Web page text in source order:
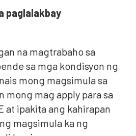
paglalakbay
na magtrabaho sa
sa mga kondisyon ng
mong magsimula sa
mong mag apply para sa
at ipakita ang kahirapan
magsimula ka ng